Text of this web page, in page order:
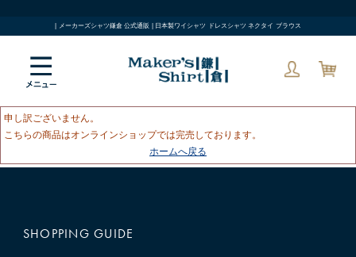
| メーカーズシャツ鎌倉 公式通販 | 日本製ワイシャツ ドレスシャツ ネクタイ ブラウス
申し訳ございません。
こちらの商品はオンラインショップでは完売しております。
ホームへ戻る
SHOPPING GUIDE